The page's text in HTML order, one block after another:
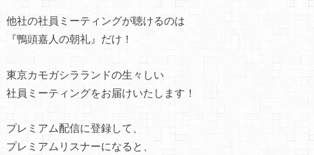
他社の社員ミーティングが聴けるのは
『鴨頭嘉人の朝礼』だけ！
東京カモガシラランドの生々しい
社員ミーティングをお届けいたします！
プレミアム配信に登録して、
プレミアムリスナーになると、